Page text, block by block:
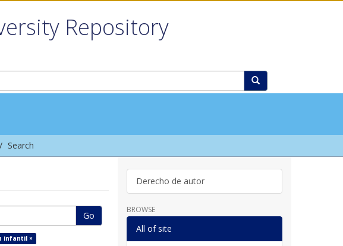
Repository
Search
Go
infantil ×
Derecho de autor
BROWSE
All of site